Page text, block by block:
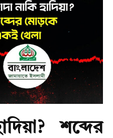
শব্দের